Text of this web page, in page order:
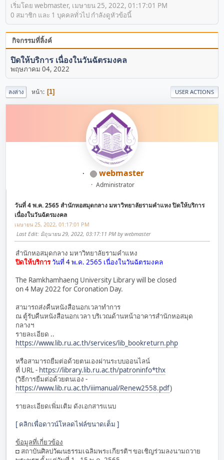
เริ่มโดย webmaster, เมษายน 25, 2022, 01:17:01 PM
0 สมาชิก และ 1 บุคคลทั่วไป กำลังดูหัวข้อนี้
กิจกรรมที่ลิ้งค์
ปิดให้บริการ เนื่องในวันฉัตรมงคล
พฤษภาคม 04, 2022
ลงล่าง หน้า 1 USER ACTIONS
webmaster
Administrator
วันที่ 4 พ.ค. 2565 สำนักหอสมุดกลาง มหาวิทยาลัยรามคำแหง ปิดให้บริการ
เนื่องในวันฉัตรมงคล
เมษายน 25, 2022, 01:17:01 PM
Last Edit: มิถุนายน 29, 2022, 03:17:11 PM by webmaster
สำนักหอสมุดกลาง มหาวิทยาลัยรามคำแหง
ปิดให้บริการวันที่ 4 พ.ค. 2565 เนื่องในวันฉัตรมงคล
The Ramkhamhaeng University Library will be closed
on 4 May 2022 for Coronation Day.
สามารถส่งคืนหนังสือนอกเวลาทำการ
ณ ตู้รับคืนหนังสือนอกเวลา บริเวณด้านหน้าอาคารสำนักหอสมุด
กลางฯ
รายละเอียด ..
https://www.lib.ru.ac.th/services/lib_bookreturn.php
หรือสามารถยืมต่อด้วยตนเองผ่านระบบออนไลน์
ที่ URL - https://library.lib.ru.ac.th/patroninfo*thx
(วิธีการยืมต่อด้วยตนเอง -
https://www.lib.ru.ac.th/iiimanual/Renew2558.pdf)
รายละเอียดเพิ่มเติม ดังเอกสารแนบ
[ คลิกเพื่อดาวน์โหลดไฟล์ขนาดเต็ม ]
ข้อมูลที่เกี่ยวข้อง
◘ สถาบันศิลปวัฒนธรรมเฉลิมพระเกียรติฯ ขอเชิญร่วมลงนามถวาย